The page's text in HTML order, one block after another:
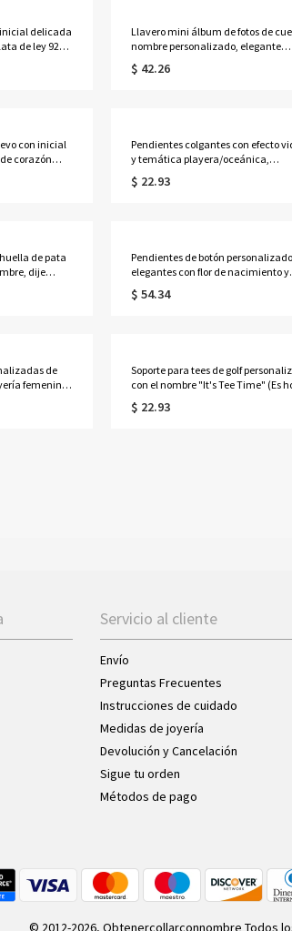
delicada
de ley 925,
para el
para
Llavero mini álbum de fotos de
nombre personalizado, elegante
portafotos de bebé con múltiples
páginas, llavero delgado y portátil,
$ 42.26
con inicial
corazón
se puede
de
Pendientes colgantes con efecto
y temática playera/oceánica,
pendientes acrílicos de
tortuga/concha/sirena/estrella de
$ 22.93
de pata
dije
de ley 925,
para
Pendientes de botón
elegantes con flor de nacimiento y
piedra de nacimiento, pendientes
florales delicados y ligeros de plata
$ 54.34
de
femenina,
la
Soporte para tees de golf
con el nombre "It's Tee Time" (Es
jugar al golf) con 5 tees, etiqueta
bolsa de golf de cuero sintético,
$ 22.93
Servicio al cliente
Envío
Preguntas Frecuentes
Instrucciones de cuidado
Medidas de joyería
Devolución y Cancelación
Sigue tu orden
Métodos de pago
© 2012-2026, Obtenercollarconnombre Todos